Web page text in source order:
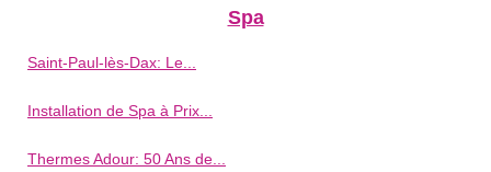
Spa
Saint-Paul-lès-Dax: Le...
Installation de Spa à Prix...
Thermes Adour: 50 Ans de...